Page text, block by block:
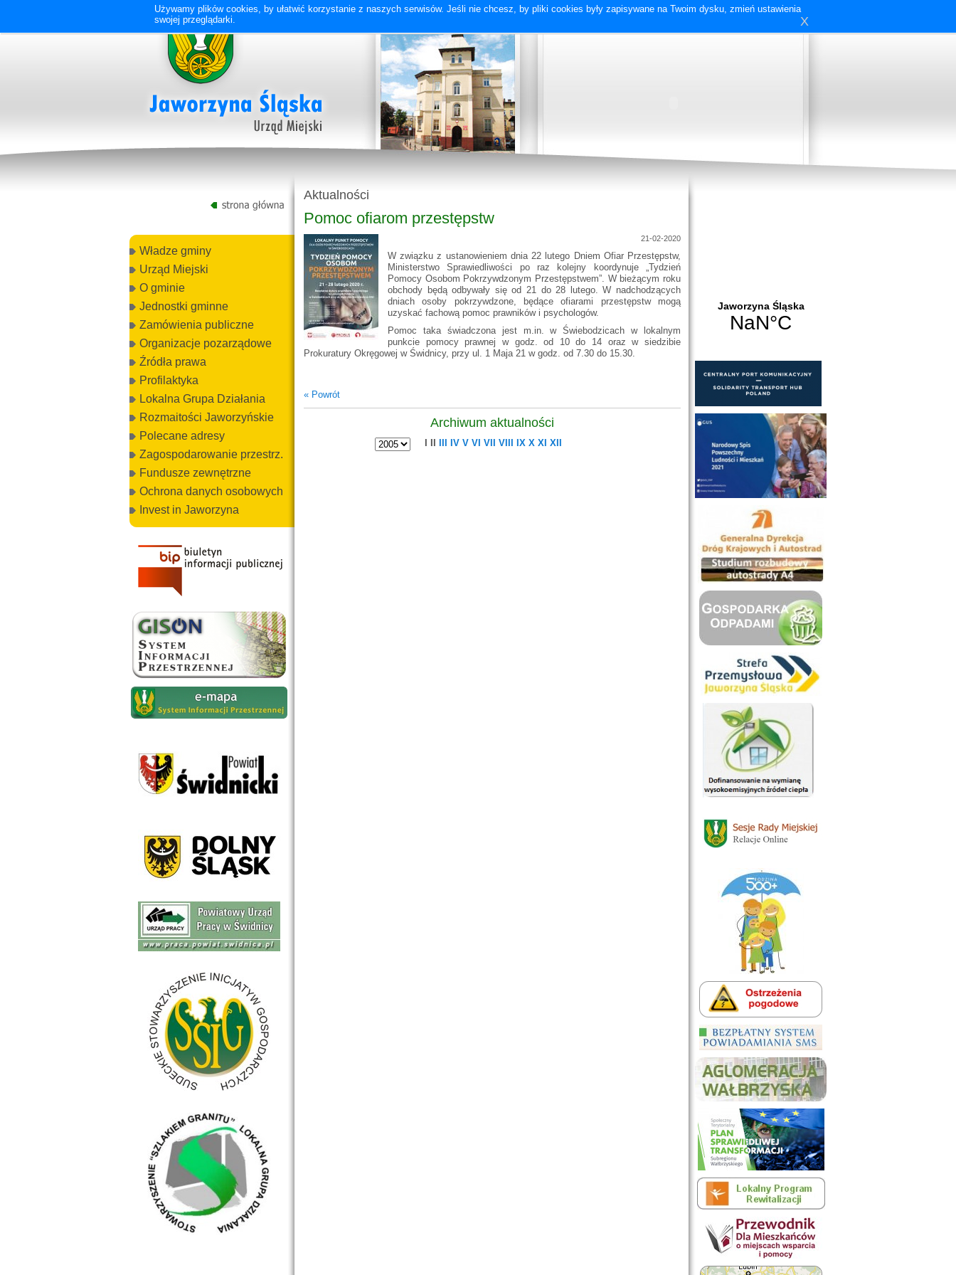
Władze gminy
Urząd Miejski
O gminie
Jednostki gminne
Zamówienia publiczne
Organizacje pozarządowe
Źródła prawa
Profilaktyka
Lokalna Grupa Działania
Rozmaitości Jaworzyńskie
Polecane adresy
Zagospodarowanie przestrz.
Fundusze zewnętrzne
Ochrona danych osobowych
Invest in Jaworzyna
Aktualności
Pomoc ofiarom przestępstw
21-02-2020
W związku z ustanowieniem dnia 22 lutego Dniem Ofiar Przestępstw,
Ministerstwo Sprawiedliwości po raz kolejny koordynuje „Tydzień
Pomocy Osobom Pokrzywdzonym Przestępstwem”. W bieżącym roku
obchody będą odbywały się od 21 do 28 lutego. W nadchodzących
dniach osoby pokrzywdzone, będące ofiarami przestępstw mogą
uzyskać fachową pomoc prawników i psychologów.
Pomoc taka świadczona jest m.in. w Świebodzicach w lokalnym
punkcie pomocy prawnej w godz. od 10 do 14 oraz w siedzibie
Prokuratury Okręgowej w Świdnicy, przy ul. 1 Maja 21 w godz. od 7.30 do 15.30.
« Powrót
Archiwum aktualności
IV V VI VII VIII IX X XI XII
Używamy plików cookies, by ułatwić korzystanie z naszych serwisów. Jeśli nie chcesz, by pliki cookies były zapisywane na Twoim dysku, zmień ustawienia
swojej przeglądarki.
X